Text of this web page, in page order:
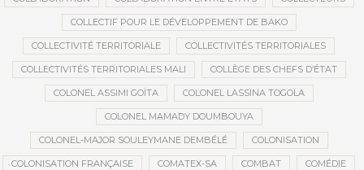
COLLECTIF POUR LE DÉVELOPPEMENT DE BAKO
COLLECTIVITÉ TERRITORIALE COLLECTIVITÉS TERRITORIALES
COLLECTIVITÉS TERRITORIALES MALI COLLÈGE DES CHEFS D’ÉTAT
COLONEL ASSIMI GOÏTA COLONEL LASSINA TOGOLA
COLONEL MAMADY DOUMBOUYA
COLONEL-MAJOR SOULEYMANE DEMBÉLÉ COLONISATION
COLONISATION FRANÇAISE COMATEX-SA COMBAT COMÉDIE